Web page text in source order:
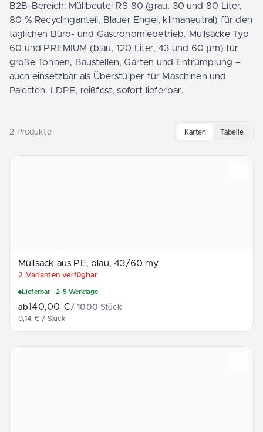
B2B-Bereich: Müllbeutel RS 80 (grau, 30 und 80 Liter,
80 % Recyclinganteil, Blauer Engel, klimaneutral) für den
täglichen Büro- und Gastronomiebetrieb. Müllsäcke Typ
60 und PREMIUM (blau, 120 Liter, 43 und 60 µm) für
große Tonnen, Baustellen, Garten und Entrümplung –
auch einsetzbar als Überstülper für Maschinen und
Paletten. LDPE, reißfest, sofort lieferbar.
2 Produkte Karten Tabelle
Müllsack aus P­E, blau, 43­/60 my
2 Varianten verfügbar
Lieferbar · 2-5 Werktage
ab140,00 €/ 1000 Stück
0,14 € / Stück